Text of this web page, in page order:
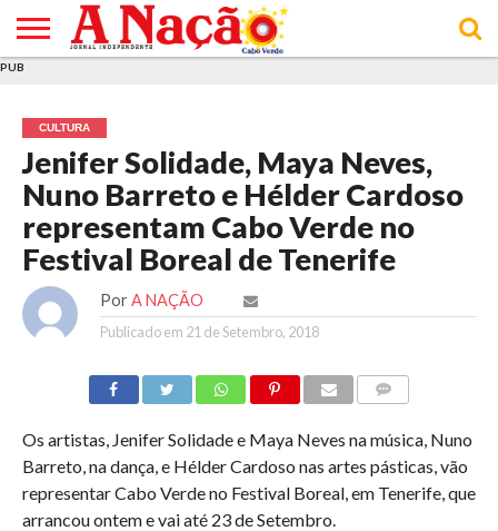
E DE
COOKIES
DE
UTILIZAÇÃO
PUB
CULTURA
Jenifer Solidade, Maya Neves,
Nuno Barreto e Hélder Cardoso
representam Cabo Verde no
Festival Boreal de Tenerife
Por A NAÇÃO
Publicado em 21 de Setembro, 2018
Os artistas, Jenifer Solidade e Maya Neves na música, Nuno
Barreto, na dança, e Hélder Cardoso nas artes pásticas, vão
representar Cabo Verde no Festival Boreal, em Tenerife, que
arrancou ontem e vai até 23 de Setembro.